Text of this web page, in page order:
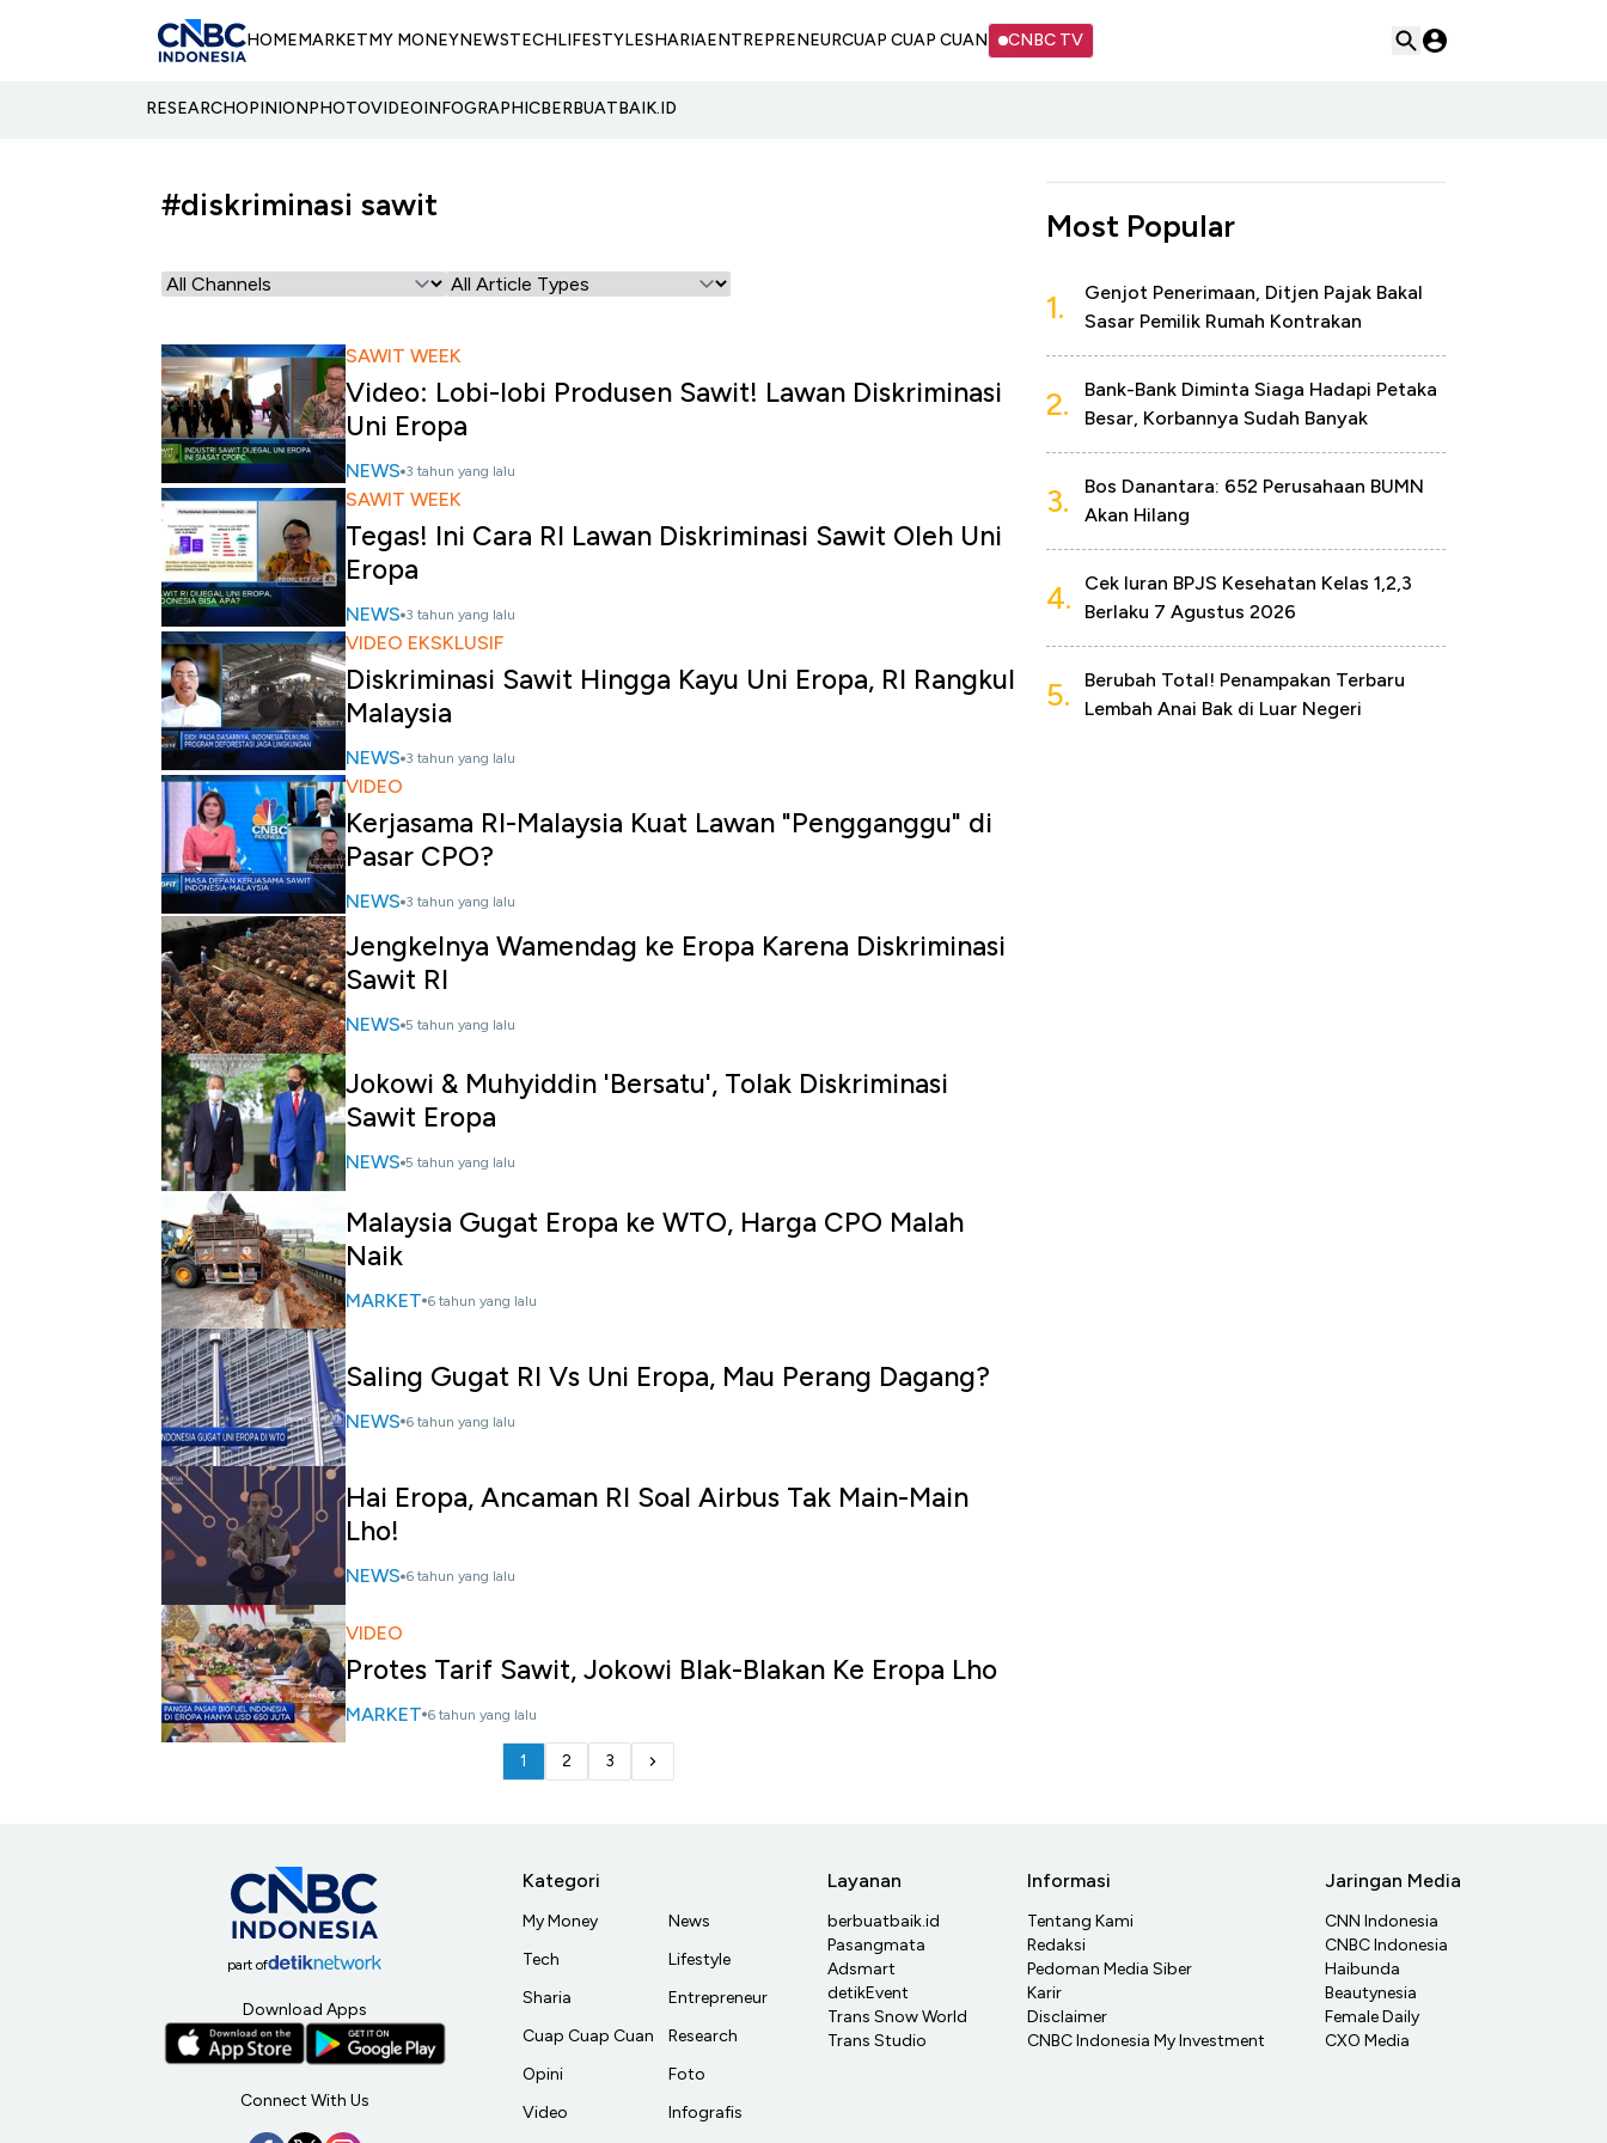
HOMEMARKETMY MONEYNEWSTECHLIFESTYLESHARIAENTREPRENEURCUAP CUAP CUAN CNBC TV
RESEARCHOPINIONPHOTOVIDEOINFOGRAPHICBERBUATBAIK.ID
#diskriminasi sawit
SAWIT WEEK
Video: Lobi-lobi Produsen Sawit! Lawan Diskriminasi
Uni Eropa
NEWS 3 tahun yang lalu
SAWIT WEEK
Tegas! Ini Cara RI Lawan Diskriminasi Sawit Oleh Uni
Eropa
NEWS 3 tahun yang lalu
VIDEO EKSKLUSIF
Diskriminasi Sawit Hingga Kayu Uni Eropa, RI Rangkul
Malaysia
NEWS 3 tahun yang lalu
VIDEO
Kerjasama RI-Malaysia Kuat Lawan "Pengganggu" di
Pasar CPO?
NEWS 3 tahun yang lalu
Jengkelnya Wamendag ke Eropa Karena Diskriminasi
Sawit RI
NEWS 5 tahun yang lalu
Jokowi & Muhyiddin 'Bersatu', Tolak Diskriminasi
Sawit Eropa
NEWS 5 tahun yang lalu
Malaysia Gugat Eropa ke WTO, Harga CPO Malah
Naik
MARKET 6 tahun yang lalu
Saling Gugat RI Vs Uni Eropa, Mau Perang Dagang?
NEWS 6 tahun yang lalu
Hai Eropa, Ancaman RI Soal Airbus Tak Main-Main
Lho!
NEWS 6 tahun yang lalu
VIDEO
Protes Tarif Sawit, Jokowi Blak-Blakan Ke Eropa Lho
MARKET 6 tahun yang lalu
1 2 3
Most Popular
1.
Genjot Penerimaan, Ditjen Pajak Bakal
Sasar Pemilik Rumah Kontrakan
2.
Bank-Bank Diminta Siaga Hadapi Petaka
Besar, Korbannya Sudah Banyak
3.
Bos Danantara: 652 Perusahaan BUMN
Akan Hilang
4.
Cek Iuran BPJS Kesehatan Kelas 1,2,3
Berlaku 7 Agustus 2026
5.
Berubah Total! Penampakan Terbaru
Lembah Anai Bak di Luar Negeri
part of
Download Apps
Connect With Us
Kategori
My Money
Tech
Sharia
Cuap Cuap Cuan
Opini
Video
News
Lifestyle
Entrepreneur
Research
Foto
Infografis
Layanan
berbuatbaik.id
Pasangmata
Adsmart
detikEvent
Trans Snow World
Trans Studio
Informasi
Tentang Kami
Redaksi
Pedoman Media Siber
Karir
Disclaimer
CNBC Indonesia My Investment
Jaringan Media
CNN Indonesia
CNBC Indonesia
Haibunda
Beautynesia
Female Daily
CXO Media